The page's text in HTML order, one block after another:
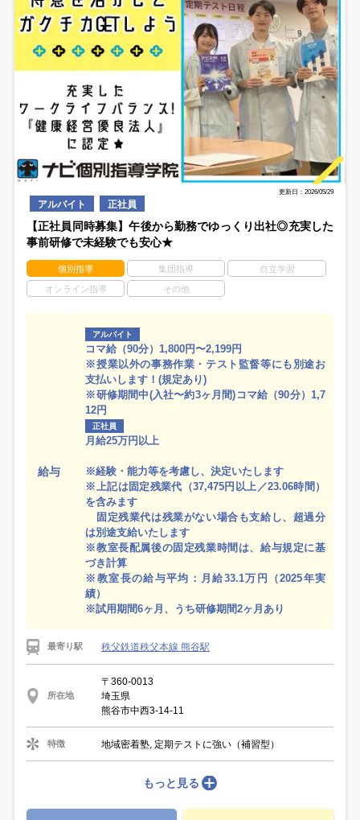
更新日：2026/05/29
アルバイト 正社員
【正社員同時募集】午後から勤務でゆっくり出社◎充実した
事前研修で未経験でも安心★
個別指導 集団指導 自立学習
オンライン指導 その他
給与
アルバイト
コマ給（90分）1,800円〜2,199円
※授業以外の事務作業・テスト監督等にも別途お
支払いします！(規定あり)
※研修期間中(入社〜約3ヶ月間)コマ給（90分）1,7
12円
正社員
月給25万円以上
※経験・能力等を考慮し、決定いたします
※上記は固定残業代（37,475円以上／23.06時間）
を含みます
固定残業代は残業がない場合も支給し、超過分
は別途支給いたします
※教室長配属後の固定残業時間は、給与規定に基
づき計算
※教室長の給与平均：月給33.1万円（2025年実
績）
※試用期間6ヶ月、うち研修期間2ヶ月あり
最寄り駅 秩父鉄道秩父本線 熊谷駅
所在地
〒360-0013
埼玉県
熊谷市中西3-14-11
特徴 地域密着塾, 定期テストに強い（補習型）
もっと見る